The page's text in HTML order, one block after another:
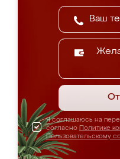
Я соглашаюсь на
согласно Политике
Пользовательскому